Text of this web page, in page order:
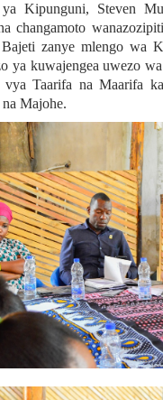
Kipunguni, Steven
changamoto
zanye mlengo wa
ya kuwajengea uwezo
Taarifa na Maarifa
Majohe.